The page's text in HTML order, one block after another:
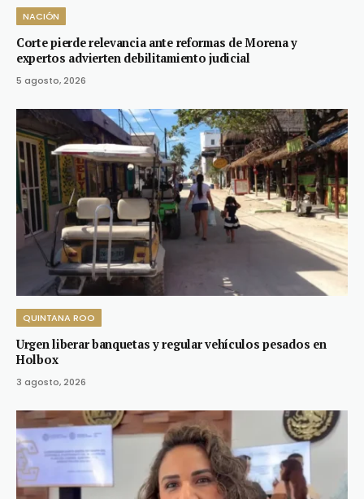
NACIÓN
Corte pierde relevancia ante reformas de Morena y
expertos advierten debilitamiento judicial
5 agosto, 2026
QUINTANA ROO
Urgen liberar banquetas y regular vehículos pesados en
Holbox
3 agosto, 2026